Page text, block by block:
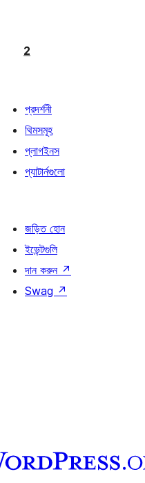
2
প্রদর্শনী
থিমসমূহ
প্লাগইনস
প্যাটার্নগুলো
জড়িত হোন
ইভেন্টগুলি
দান করুন ↗
Swag ↗